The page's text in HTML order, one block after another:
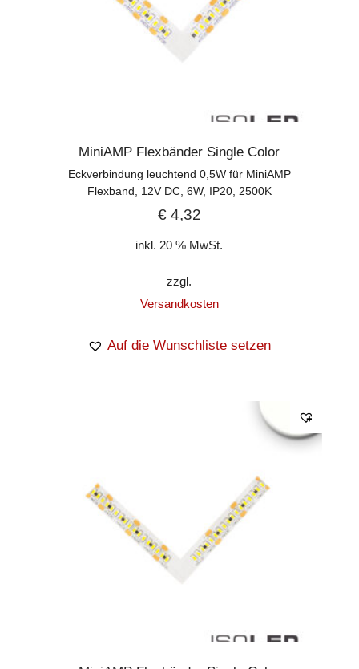
MiniAMP Flexbänder Single Color
Eckverbindung leuchtend 0,5W für MiniAMP
Flexband, 12V DC, 6W, IP20, 2500K
€4,32
inkl. 20 % MwSt.
zzgl.
Versandkosten
Auf die Wunschliste setzen